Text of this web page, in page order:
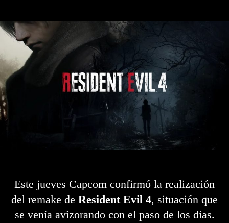
Este jueves Capcom confirmó la realización
del remake de Resident Evil 4, situación que
se venía avizorando con el paso de los días.